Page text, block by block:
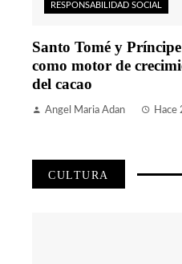
RESPONSABILIDAD SOCIAL
Santo Tomé y
como motor de
del cacao
Angel Maria Adan Hace
CULTURA